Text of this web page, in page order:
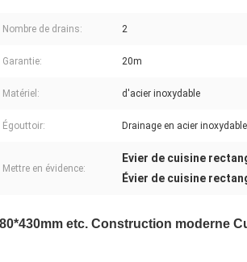
Nombre de drains: 2
Garantie: 20m
Matériel: d'acier inoxydable
Égouttoir: Drainage en acier inoxydable
Mettre en évidence:
Evier de cuisine
Évier de cuisine
etc. Construction moderne